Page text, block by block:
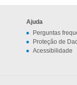
Ajuda
Perguntas
Proteção de
Acessibilidade